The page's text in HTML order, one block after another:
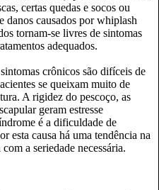
certas quedas e socos ou
danos causados por whiplash
tornam-se livres de sintomas
adequados.
crônicos são difíceis de
se queixam muito de
A rigidez do pescoço, as
geram estresse
é a dificuldade de
esta causa há uma tendência na
a seriedade necessária.